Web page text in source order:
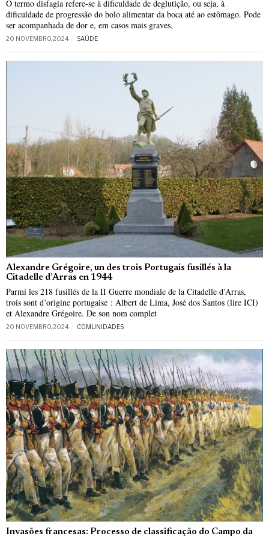
O termo disfagia refere-se à dificuldade de deglutição, ou seja, à
dificuldade de progressão do bolo alimentar da boca até ao estômago. Pode
ser acompanhada de dor e, em casos mais graves,
20 NOVEMBRO, 2024 SAÚDE
Alexandre Grégoire, un des trois Portugais fusillés à la
Citadelle d’Arras en 1944
Parmi les 218 fusillés de la II Guerre mondiale de la Citadelle d’Arras,
trois sont d’origine portugaise : Albert de Lima, José dos Santos (lire ICI)
et Alexandre Grégoire. De son nom complet
20 NOVEMBRO, 2024 COMUNIDADES
Invasões francesas: Processo de classificação do Campo da